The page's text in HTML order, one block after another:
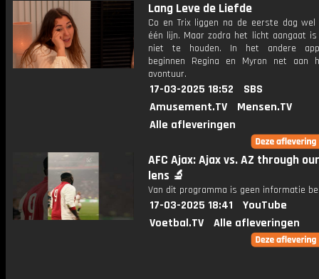
Lang Leve de Liefde
Co en Trix liggen na de eerste dag wel
één lijn. Maar zodra het licht aangaat is
niet te houden. In het andere
beginnen Regina en Myron net aan
avontuur.
17-03-2025 18:52
SBS
Amusement.TV
Mensen.TV
Alle afleveringen
AFC Ajax: Ajax vs. AZ through
lens 🔬
Van dit programma is geen informatie
17-03-2025 18:41
YouTube
Voetbal.TV
Alle afleveringen